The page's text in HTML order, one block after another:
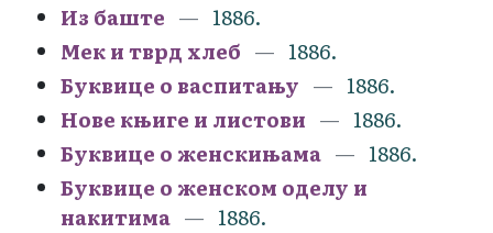
Из баште
1886.
Мек и тврд хлеб
1886.
Буквице о васпитању
1886.
Нове књиге и листови
1886.
Буквице о женскињама
1886.
Буквице о женском оделу и
накитима
1886.